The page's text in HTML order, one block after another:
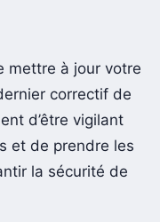
mettre à jour votre
correctif de
d’être vigilant
et de prendre les
la sécurité de